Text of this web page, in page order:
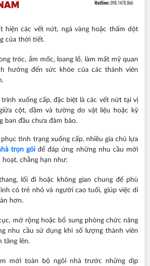
hiện các vết nứt, ngả vàng hoặc thấm dột
của thời tiết.
tróc, ẩm mốc, loang lổ, làm mất mỹ quan
hưởng đến sức khỏe của các thành viên
trình xuống cấp, đặc biệt là các vết nứt tại vị
cột, dầm và tường do vật liệu hoặc kỹ
ban đầu chưa đảm bảo.
phục tình trạng xuống cấp, nhiều gia chủ lựa
trọn gói để đáp ứng những nhu cầu mới
chẳng hạn như:
lối đi hoặc không gian chung để phù
có trẻ nhỏ và người cao tuổi, giúp việc di
hơn.
mở rộng hoặc bổ sung phòng chức năng
nhu cầu sử dụng khi số lượng thành viên
tăng lên.
mới toàn bộ ngôi nhà trước những dịp